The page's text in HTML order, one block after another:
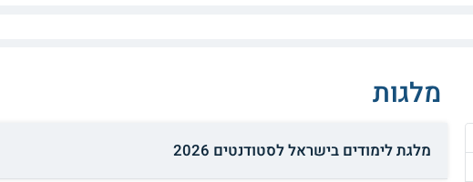
מלגות
מלגת לימודים בישראל לסטודנטים 2026